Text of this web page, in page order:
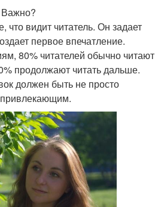
Важно?
что видит читатель. Он задает
первое впечатление.
80% читателей обычно читают
продолжают читать дальше.
должен быть не просто